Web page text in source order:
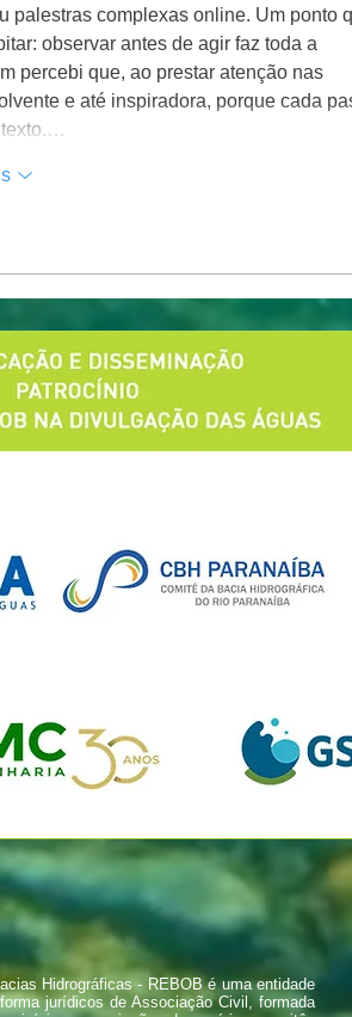
palestras complexas online. Um ponto
observar antes de agir faz toda a
percebi que, ao prestar atenção nas
e até inspiradora, porque cada
Hidrográficas - REBOB é uma entidade
jurídicos de Associação Civil, formada